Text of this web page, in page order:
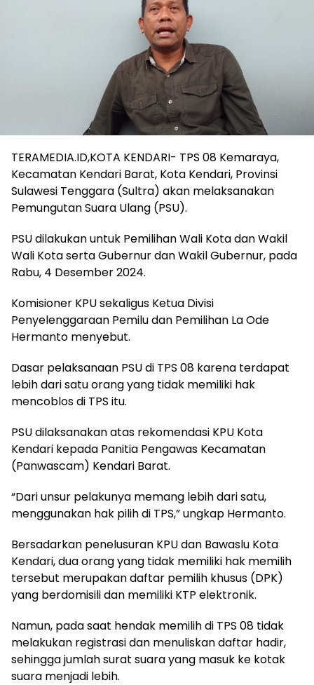
TERAMEDIA.ID,KOTA KENDARI- TPS 08 Kemaraya,
Kecamatan Kendari Barat, Kota Kendari, Provinsi
Sulawesi Tenggara (Sultra) akan melaksanakan
Pemungutan Suara Ulang (PSU).
PSU dilakukan untuk Pemilihan Wali Kota dan Wakil
Wali Kota serta Gubernur dan Wakil Gubernur, pada
Rabu, 4 Desember 2024.
Komisioner KPU sekaligus Ketua Divisi
Penyelenggaraan Pemilu dan Pemilihan La Ode
Hermanto menyebut.
Dasar pelaksanaan PSU di TPS 08 karena terdapat
lebih dari satu orang yang tidak memiliki hak
mencoblos di TPS itu.
PSU dilaksanakan atas rekomendasi KPU Kota
Kendari kepada Panitia Pengawas Kecamatan
(Panwascam) Kendari Barat.
“Dari unsur pelakunya memang lebih dari satu,
menggunakan hak pilih di TPS,” ungkap Hermanto.
Bersadarkan penelusuran KPU dan Bawaslu Kota
Kendari, dua orang yang tidak memiliki hak memilih
tersebut merupakan daftar pemilih khusus (DPK)
yang berdomisili dan memiliki KTP elektronik.
Namun, pada saat hendak memilih di TPS 08 tidak
melakukan registrasi dan menuliskan daftar hadir,
sehingga jumlah surat suara yang masuk ke kotak
suara menjadi lebih.